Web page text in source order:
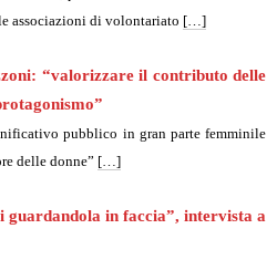
associazioni di volontariato […]
“valorizzare il contributo delle
pubblico in gran parte femminile
delle donne” […]
guardandola in faccia”, intervista a